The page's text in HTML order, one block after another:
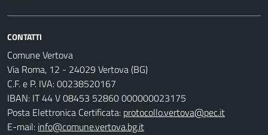
CONTATTI
Comune Vertova
Via Roma, 12 - 24029 Vertova (BG)
C.F. e P. IVA: 00238520167
IBAN: IT 44 V 08453 52860 000000023175
Posta Elettronica Certificata: protocollo.vertova@pec.it
E-mail: info@comune.vertova.bg.it